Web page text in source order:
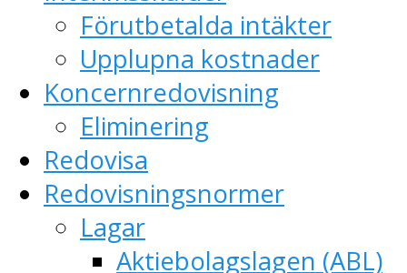
Förutbetalda intäkter
Upplupna kostnader
Koncernredovisning
Eliminering
Redovisa
Redovisningsnormer
Lagar
Aktiebolagslagen (ABL)